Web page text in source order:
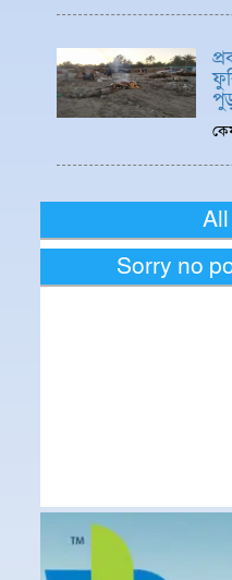
Sorry no